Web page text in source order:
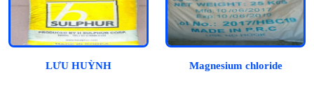
LƯU HUỲNH Magnesium chloride